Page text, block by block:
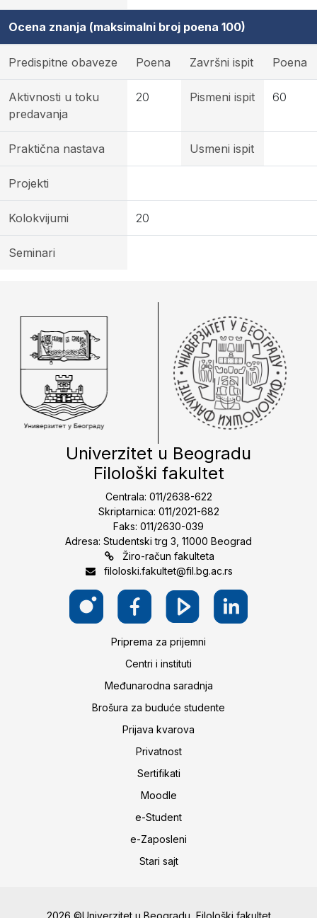
Ocena znanja (maksimalni broj poena 100)
Predispitne obaveze Poena Završni ispit Poena
Aktivnosti u toku
predavanja
20 Pismeni ispit 60
Praktična nastava Usmeni ispit
Projekti
Kolokvijumi 20
Seminari
Univerzitet u Beogradu
Filološki fakultet
Centrala: 011/2638-622
Skriptarnica: 011/2021-682
Faks: 011/2630-039
Adresa: Studentski trg 3, 11000 Beograd
Žiro-račun fakulteta
filoloski.fakultet@fil.bg.ac.rs
Priprema za prijemni
Centri i instituti
Međunarodna saradnja
Brošura za buduće studente
Prijava kvarova
Privatnost
Sertifikati
Moodle
e-Student
e-Zaposleni
Stari sajt
2026 ©Univerzitet u Beogradu, Filološki fakultet